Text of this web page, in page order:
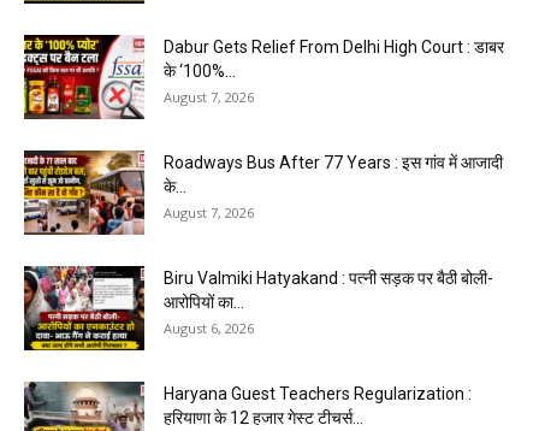
Dabur Gets Relief From Delhi High Court : डाबर
के ‘100%...
August 7, 2026
Roadways Bus After 77 Years : इस गांव में आजादी
के...
August 7, 2026
Biru Valmiki Hatyakand : पत्नी सड़क पर बैठी बोली-
आरोपियों का...
August 6, 2026
Haryana Guest Teachers Regularization :
हरियाणा के 12 हजार गेस्ट टीचर्स...